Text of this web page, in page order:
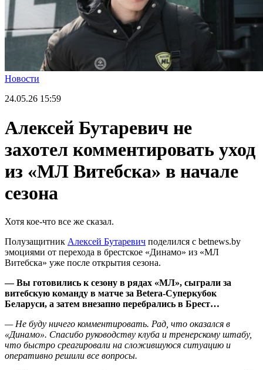
Новости
24.05.26 15:59
Алексей Бутаревич не
захотел комментировать уход
из «МЛ Витебска» в начале
сезона
Хотя кое-что все же сказал.
Полузащитник Алексей Бутаревич поделился с betnews.by
эмоциями от перехода в брестское «Динамо» из «МЛ
Витебска» уже после открытия сезона.
— Вы готовились к сезону в рядах «МЛ», сыграли за
витебскую команду в матче за Betera-Суперкубок
Беларуси, а затем внезапно перебрались в Брест…
— Не буду ничего комментировать. Рад, что оказался в
«Динамо». Спасибо руководству клуба и тренерскому штабу,
что быстро среагировали на сложившуюся ситуацию и
оперативно решили все вопросы.